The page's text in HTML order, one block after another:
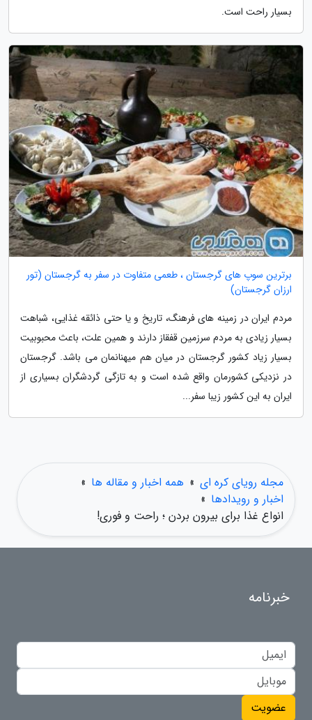
بسیار راحت است.
برترین سوپ های گرجستان ، طعمی متفاوت در سفر به گرجستان (تور
ارزان گرجستان)
مردم ایران در زمینه های فرهنگ، تاریخ و یا حتی ذائقه غذایی، شباهت
بسیار زیادی به مردم سرزمین قفقاز دارند و همین علت، باعث محبوبیت
بسیار زیاد کشور گرجستان در میان هم میهنانمان می باشد. گرجستان
در نزدیکی کشورمان واقع شده است و به تازگی گردشگران بسیاری از
ایران به این کشور زیبا سفر...
مجله رویای کره ای » همه اخبار و مقاله ها »
اخبار و رویدادها »
انواع غذا برای بیرون بردن ؛ راحت و فوری!
خبرنامه
عضویت